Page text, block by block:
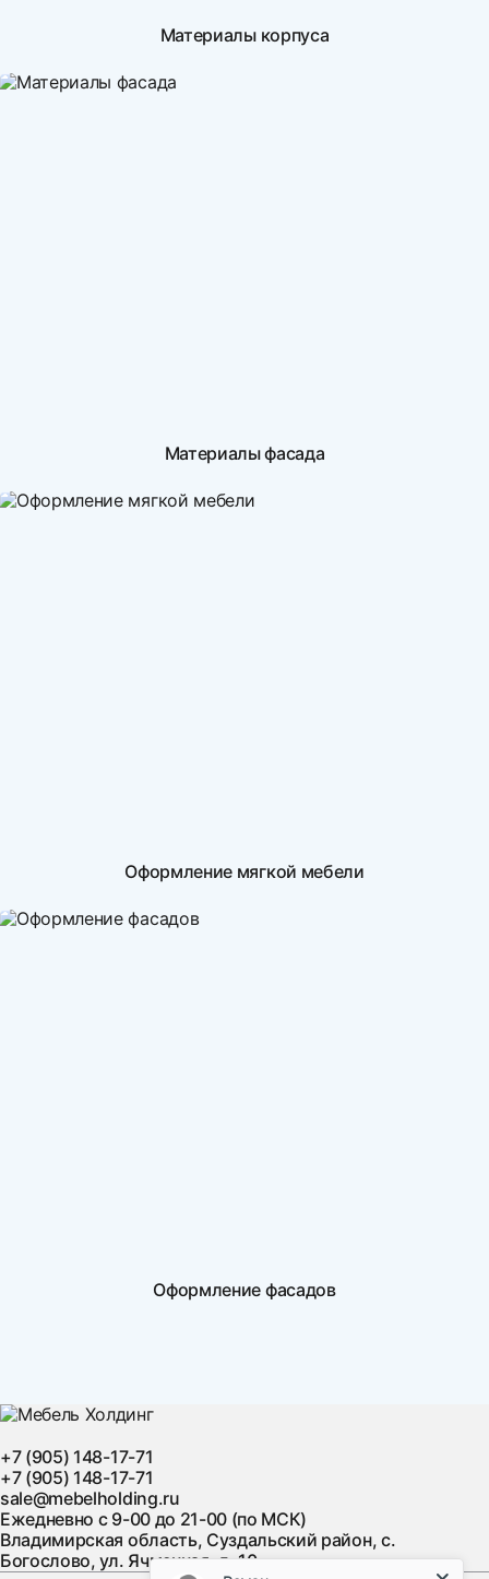
Материалы корпуса
Материалы фасада
Оформление мягкой мебели
Оформление фасадов
+7 (905) 148-17-71
+7 (905) 148-17-71
sale@mebelholding.ru
Ежедневно с 9-00 до 21-00 (по МСК)
Владимирская область, Суздальский район, с.
Богослово, ул. Ячменная, д. 10